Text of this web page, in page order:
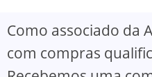
Como associado da
com compras